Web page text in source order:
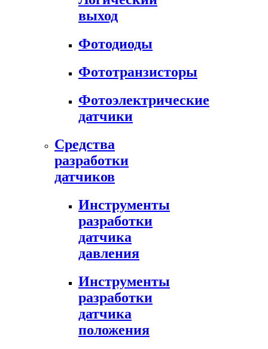
выход
Фотодиоды
Фототранзисторы
Фотоэлектрические
датчики
Средства
разработки
датчиков
Инструменты
разработки
датчика
давления
Инструменты
разработки
датчика
положения